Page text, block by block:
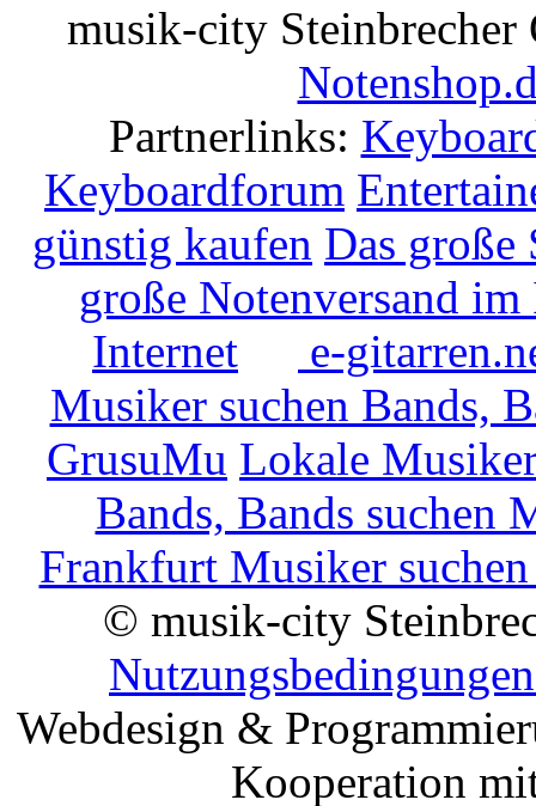
musik-city
Partnerlinks:
Keyboardforum
günstig kaufen Das große
große Notenversand im
Internet
e-
Musiker suchen Bands,
GrusuMu Lokale
Bands, Bands suchen
Frankfurt Musiker
© musik-city
Webdesign &
Kooperation